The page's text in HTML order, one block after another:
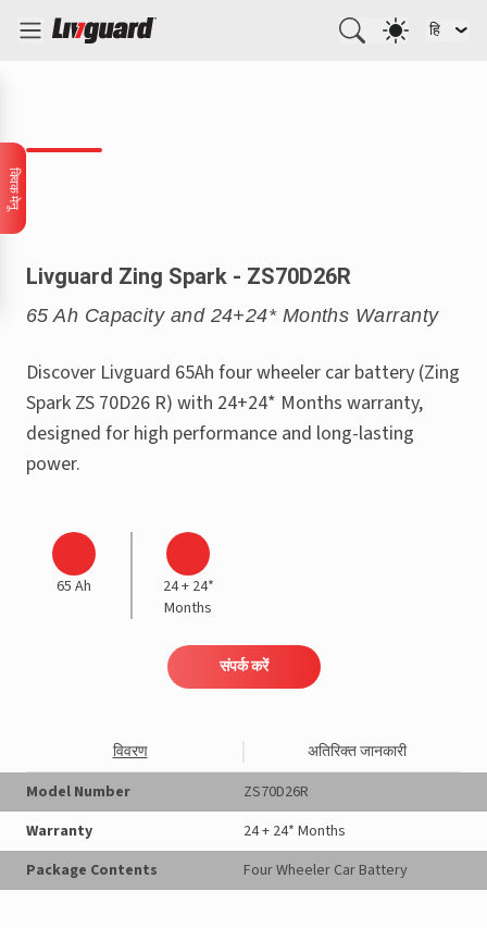
हि
Livguard Zing Spark - ZS70D26R
65 Ah Capacity and 24+24* Months Warranty
Discover Livguard 65Ah four wheeler car battery (Zing
Spark ZS 70D26 R) with 24+24* Months warranty,
designed for high performance and long-lasting
power.
65 Ah
24 + 24*
Months
संपर्क करें
विवरण
अतिरिक्त जानकारी
Model Number
ZS70D26R
Warranty
24 + 24* Months
Package Contents
Four Wheeler Car Battery
क्विक मेनू